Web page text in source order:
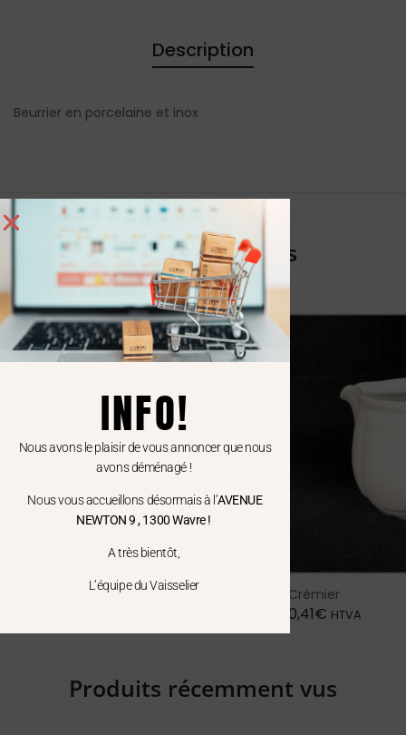
Description
Beurrier en porcelaine et inox
Produits associés
Assiette à pâtes ∅ 27cm Crèmier
0,41€ HTVA
Produits récemment vus
INFO!
Nous avons le plaisir de vous annoncer que nous
avons déménagé !
Nous vous accueillons désormais à l’AVENUE
NEWTON 9 , 1300 Wavre !
A très bientôt,
L’équipe du Vaisselier